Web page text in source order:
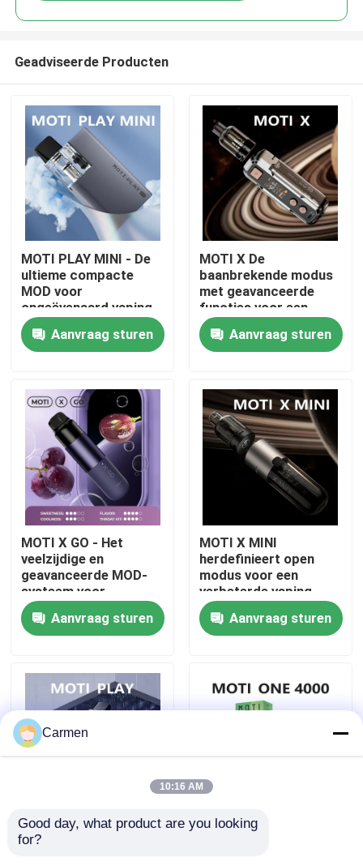
Thuis
Producten
Videos
Over ons
Fabrieksreis
Contacteer ons
Vraag een offerte aan
Geadviseerde Producten
MOTI PLAY MINI - De
ultieme compacte
MOD voor
ongeëvenaard vaping
gemak en prestaties
Aanvraag sturen
MOTI X De
baanbrekende modus
met geavanceerde
functies voor een
ongeëvenaarde vaping
ervaringAanvraag sturen
MOTI X GO - Het
veelzijdige en
geavanceerde MOD-
systeem voor
aanpasbare
vapingplezier
Aanvraag sturen
MOTI X MINI
herdefinieert open
modus voor een
verbeterde vaping-
ervaring
Aanvraag sturen
MOTI PLAY Electronic
Cigarette End Open
MOTI ONE PODS -
Carmen
10:16 AM
Good day, what product are you looking
for?